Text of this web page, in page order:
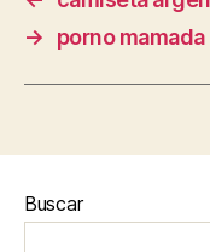
→
porno
Buscar